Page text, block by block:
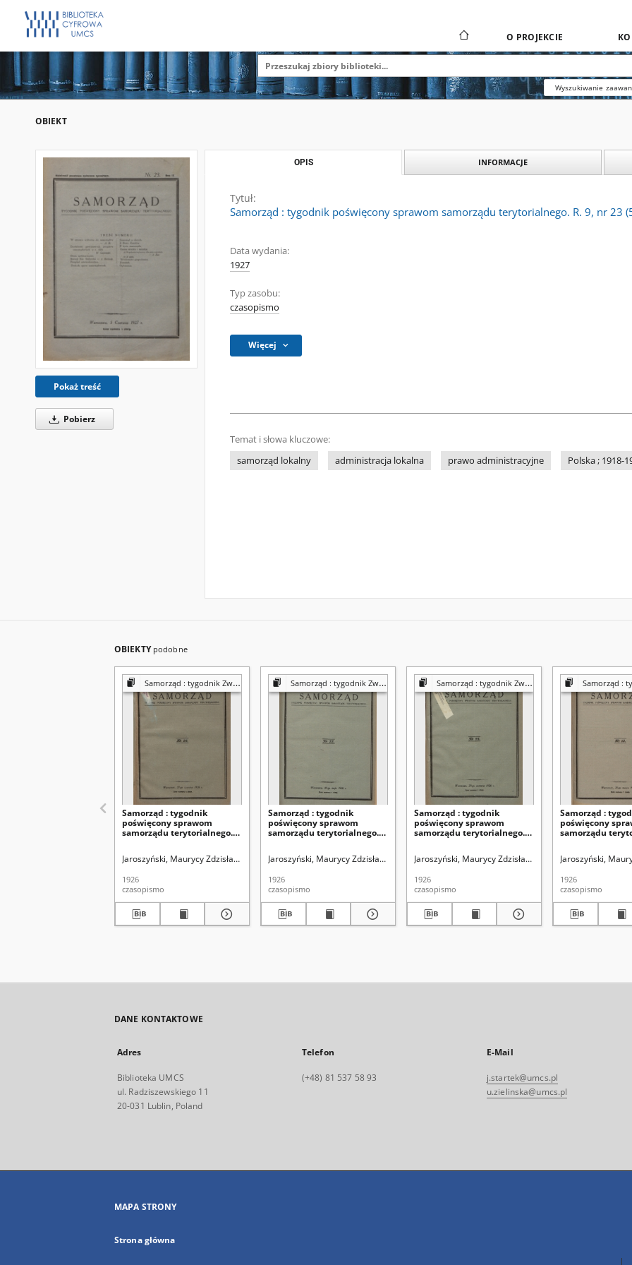
O PROJEKCIE
Wyszukiwanie
OBIEKT
Pokaż treść
Pobierz
OPIS INFORMACJE
Tytuł:
Samorząd : tygodnik poświęcony sprawom samorządu terytorialnego. R. 9, nr 23
Data wydania:
1927
Typ zasobu:
czasopismo
Więcej
Temat i słowa kluczowe:
samorząd lokalny
administracja lokalna prawo administracyjne Polska ; 1918-
OBIEKTY podobne
Samorząd : tygodnik Związku Sejmików Pow. Rz. Polskiej
Samorząd : tygodnik
poświęcony sprawom
samorządu terytorialnego.
Jaroszyński, Maurycy Zdzisław. Redaktor Zrzeszenie Samorządów Powiatowych ("Związku Sejmików")
1926
czasopismo
Samorząd : tygodnik Związku Sejmików Pow. Rz. Polskiej
Samorząd : tygodnik
poświęcony sprawom
samorządu terytorialnego.
Jaroszyński, Maurycy Zdzisław. Redaktor Zrzeszenie Samorządów Powiatowych ("Związku
1926
czasopismo
Samorząd : tygodnik Związku Sejmików Pow. Rz. Polskiej
Samorząd : tygodnik
poświęcony sprawom
samorządu terytorialnego.
Jaroszyński, Maurycy Zdzisław. Redaktor Zrzeszenie
1926
czasopismo
Samorząd : tygodnik Związku
Samorząd :
poświęcony
samorządu
Jaroszyński,
1926
czasopismo
DANE KONTAKTOWE
Adres
Biblioteka UMCS
ul. Radziszewskiego 11
20-031 Lublin, Poland
Telefon
(+48) 81 537 58 93
E-Mail
j.startek@umcs.pl
u.zielinska@umcs.pl
MAPA STRONY
Strona główna